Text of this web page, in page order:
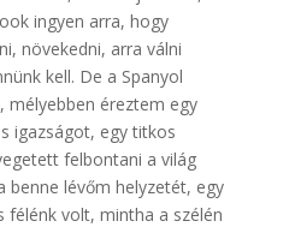
ingyen arra, hogy
növekedni, arra válni
kell. De a Spanyol
mélyebben éreztem egy
igazságot, egy titkos
felbontani a világ
benne lévőm helyzetét, egy
félénk volt, mintha a szélén